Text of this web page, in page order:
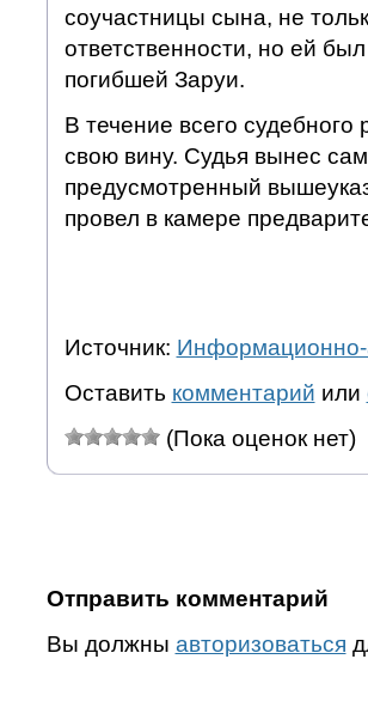
соучастницы сына, не
ответственности, но ей
погибшей Заруи.
В течение всего
свою вину. Судья вынес
предусмотренный
провел в камере
Источник: Информационно-
Оставить комментарий или
(Пока оценок нет)
Отправить комментарий
Вы должны авторизоваться